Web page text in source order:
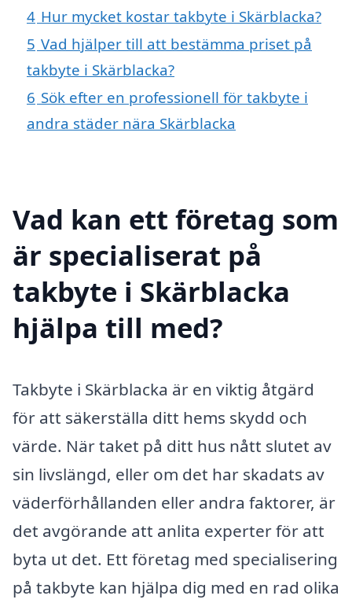
4 Hur mycket kostar takbyte i Skärblacka?
5 Vad hjälper till att bestämma priset på
takbyte i Skärblacka?
6 Sök efter en professionell för takbyte i
andra städer nära Skärblacka
Vad kan ett företag som
är specialiserat på
takbyte i Skärblacka
hjälpa till med?
Takbyte i Skärblacka är en viktig åtgärd
för att säkerställa ditt hems skydd och
värde. När taket på ditt hus nått slutet av
sin livslängd, eller om det har skadats av
väderförhållanden eller andra faktorer, är
det avgörande att anlita experter för att
byta ut det. Ett företag med specialisering
på takbyte kan hjälpa dig med en rad olika